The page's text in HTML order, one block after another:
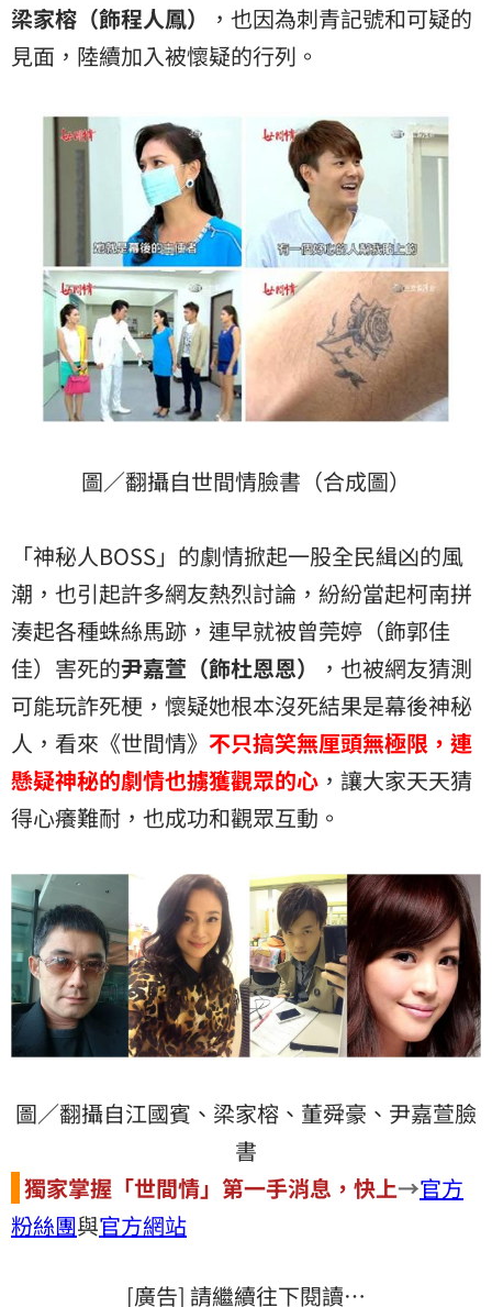
梁家榕（飾程人鳳）
，也因為刺青記號和可疑的
見面，陸續加入被懷疑的行列。
圖／翻攝自世間情臉書（合成圖）
「神秘人BOSS」的劇情掀起一股全民緝凶的風
潮，也引起許多網友熱烈討論，紛紛當起柯南拼
湊起各種蛛絲馬跡，連早就被曾莞婷（飾郭佳
佳）害死的尹嘉萱（飾杜恩恩）
，也被網友猜測
可能玩詐死梗，懷疑她根本沒死結果是幕後神秘
人，看來《世間情》 不只搞笑無厘頭無極限，連
懸疑神秘的劇情也擄獲觀眾的心 ，讓大家天天猜
得心癢難耐，也成功和觀眾互動。
圖／翻攝自江國賓、梁家榕、董舜豪、尹嘉萱臉
書
獨家掌握「世間情」第一手消息，快上→官方
粉絲團與官方網站
[廣告] 請繼續往下閱讀…